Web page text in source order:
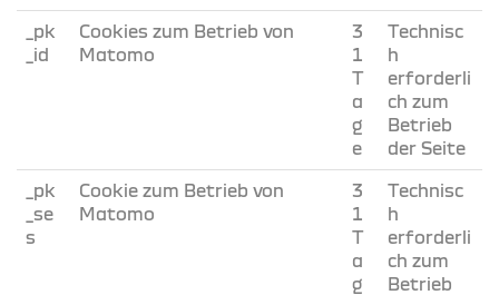
_pk
_id
Cookies zum Betrieb von
Matomo
3
1
T
a
g
e
Technisc
h
erforderli
ch zum
Betrieb
der Seite
_pk
_se
s
Cookie zum Betrieb von
Matomo
3
1
T
a
g
Technisc
h
erforderli
ch zum
Betrieb